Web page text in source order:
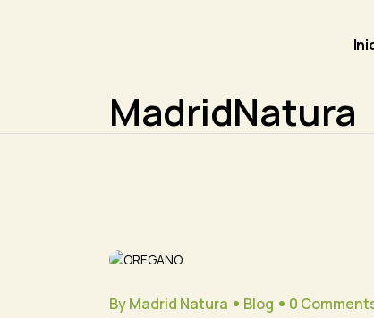
MadridNatura
By Madrid Natura Blog 0